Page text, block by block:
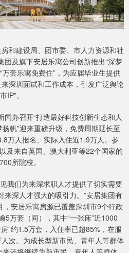
和建设局、团市委、市人力资源和社
及旗下安居乐寓公司创新推出“深梦
套乐寓免费住”，为应届毕业生提供
深圳面试和工作成本，引发广泛舆论
IP”。
办召开“打造最好科技创新生态和人
帆”迎来重磅升级，免费周期延长至
万人报名、实际入住近1.9万人。参
及来自英国、澳大利亚等22个国家的
所院校。
我们为来深求职人才提供了切实需要
来深人才强大的吸引力。”安居集团有
安居乐寓房源已覆盖深圳市9个行政
5万套（间），其中“一张床”近1000
”约1.5万套，入住率已超85%，在服
次。为成长型新市民、青年人等群体